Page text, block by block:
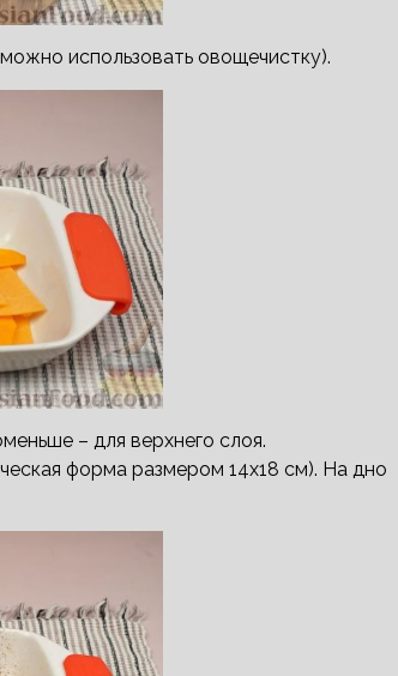
использовать овощечистку).
– для верхнего слоя.
форма размером 14х18 см). На дно